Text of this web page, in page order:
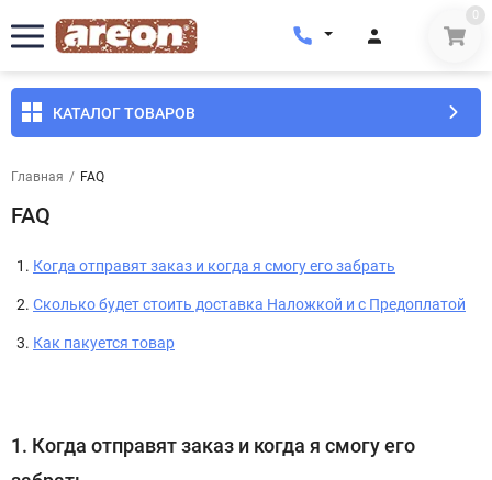
0
КАТАЛОГ ТОВАРОВ
Главная / FAQ
FAQ
Когда отправят заказ и когда я смогу его забрать
Сколько будет стоить доставка Наложкой и с Предоплатой
Как пакуется товар
1. Когда отправят заказ и когда я смогу его